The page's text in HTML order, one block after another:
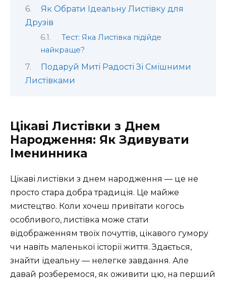
Як Обрати Ідеальну Листівку для
Друзів
Тест: Яка Листівка підійде
найкраще?
Подаруй Миті Радості Зі Смішними
Листівками
Цікаві Листівки з Днем
Народження: Як Здивувати
Іменинника
Цікаві листівки з днем народження — це не
просто стара добра традиція. Це майже
мистецтво. Коли хочеш привітати когось
особливого, листівка може стати
відображенням твоїх почуттів, цікавого гумору
чи навіть маленької історії життя. Здається,
знайти ідеальну — нелегке завдання. Але
давай розберемося, як оживити цю, на перший